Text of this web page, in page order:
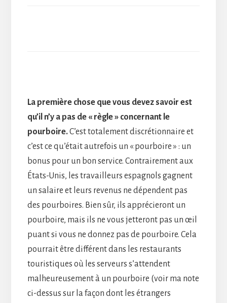
La première chose que vous devez savoir est
qu’il n’y a pas de « règle » concernant le
pourboire.C’est totalement discrétionnaire et
c’est ce qu’était autrefois un « pourboire » : un
bonus pour un bon service. Contrairement aux
États-Unis, les travailleurs espagnols gagnent
un salaire et leurs revenus ne dépendent pas
des pourboires. Bien sûr, ils apprécieront un
pourboire, mais ils ne vous jetteront pas un œil
puant si vous ne donnez pas de pourboire. Cela
pourrait être différent dans les restaurants
touristiques où les serveurs s’attendent
malheureusement à un pourboire (voir ma note
ci-dessus sur la façon dont les étrangers